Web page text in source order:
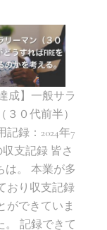
達成】一般サラ
３０代前半）
録：2024年7
支記録 皆さ
は。 本業が多
おり収支記録
ができていま
。 記録できて